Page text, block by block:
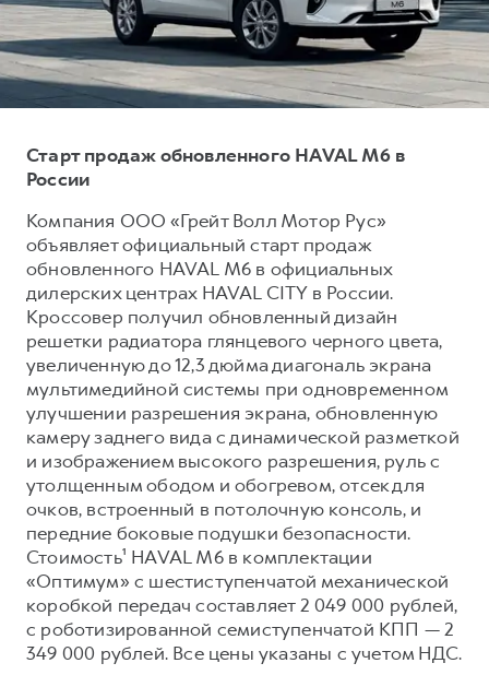
DARGO
от 3 199 000 ₽
DARGO X
от 3 499 000 ₽
F7 F7X
от 3 599 000 ₽
POER
от 3 449 000 ₽
Тест-драйв
Трейд-ин
Кредитный калькулятор
Страхование
Кредит
КОРПОРАТИВНЫМ КЛИЕНТАМ
Для малого бизнеса
Корпоративным клиентам
Крупным корпоративным клиентам
Система управления автопарком
Сервис для корпоративных клиентов
HAVAL Лизинг
АКСЕССУАРЫ HAVAL
Автомобильные аксессуары
Коллекция CITY
СЕРВИСНОЕ ОБСЛУЖИВАНИЕ
Нулевое ТО
Программа «Помощь на дороге»
Электронный ПТС
ПОДДЕРЖКА
GWM Безопасность
Гарантия HAVAL
Мобильное приложение GWM
Программа «HAVAL Защита+»
Руководства по эксплуатации
Подписки
АКСЕССУАРЫ HAVAL
Автомобильные аксессуары
Коллекция CITY
Коллекция Базовая
Коллекция Детская
О дилере
Наша команда
Контакты
Старт продаж обновленного HAVAL M6 в
России
Компания ООО «Грейт Волл Мотор Рус»
объявляет официальный старт продаж
обновленного HAVAL M6 в официальных
дилерских центрах HAVAL CITY в России.
Кроссовер получил обновленный дизайн
решетки радиатора глянцевого черного цвета,
увеличенную до 12,3 дюйма диагональ экрана
мультимедийной системы при одновременном
улучшении разрешения экрана, обновленную
камеру заднего вида с динамической разметкой
и изображением высокого разрешения, руль с
утолщенным ободом и обогревом, отсек для
очков, встроенный в потолочную консоль, и
передние боковые подушки безопасности.
Стоимость¹ HAVAL M6 в комплектации
«Оптимум» с шестиступенчатой механической
коробкой передач составляет 2 049 000 рублей,
с роботизированной семиступенчатой КПП — 2
349 000 рублей. Все цены указаны с учетом НДС.